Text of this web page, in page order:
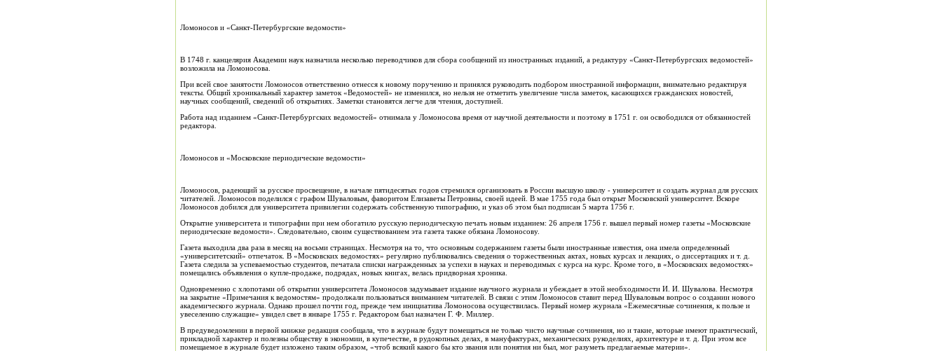
Ломоносов и «Санкт-Петербургские ведомости»
В 1748 г. канцелярия Академии наук назначила несколько переводчиков для сбора сообщений из иностранных изданий, а редактуру «Санкт-Петербургских ведомостей»
возложила на Ломоносова.
При всей свое занятости Ломоносов ответственно отнесся к новому поручению и принялся руководить подбором иностранной информации, внимательно редактируя
тексты. Общий хроникальный характер заметок «Ведомостей» не изменился, но нельзя не отметить увеличение числа заметок, касающихся гражданских новостей,
научных сообщений, сведений об открытиях. Заметки становятся легче для чтения, доступней.
Работа над изданием «Санкт-Петербургских ведомостей» отнимала у Ломоносова время от научной деятельности и поэтому в 1751 г. он освободился от обязанностей
редактора.
Ломоносов и «Московские периодические ведомости»
Ломоносов, радеющий за русское просвещение, в начале пятидесятых годов стремился организовать в России высшую школу - университет и создать журнал для русских
читателей. Ломоносов поделился с графом Шуваловым, фаворитом Елизаветы Петровны, своей идеей. В мае 1755 года был открыт Московский университет. Вскоре
Ломоносов добился для университета привилегии содержать собственную типографию, и указ об этом был подписан 5 марта 1756 г.
Открытие университета и типографии при нем обогатило русскую периодическую печать новым изданием: 26 апреля 1756 г. вышел первый номер газеты «Московские
периодические ведомости». Следовательно, своим существованием эта газета также обязана Ломоносову.
Газета выходила два раза в месяц на восьми страницах. Несмотря на то, что основным содержанием газеты были иностранные известия, она имела определенный
«университетский» отпечаток. В «Московских ведомостях» регулярно публиковались сведения о торжественных актах, новых курсах и лекциях, о диссертациях и т. д.
Газета следила за успеваемостью студентов, печатала списки награжденных за успехи в науках и переводимых с курса на курс. Кроме того, в «Московских ведомостях»
помещались объявления о купле-продаже, подрядах, новых книгах, велась придворная хроника.
Одновременно с хлопотами об открытии университета Ломоносов задумывает издание научного журнала и убеждает в этой необходимости И. И. Шувалова. Несмотря
на закрытие «Примечания к ведомостям» продолжали пользоваться вниманием читателей. В связи с этим Ломоносов ставит перед Шуваловым вопрос о создании нового
академического журнала. Однако прошел почти год, прежде чем инициатива Ломоносова осуществилась. Первый номер журнала «Ежемесячные сочинения, к пользе и
увеселению служащие» увидел свет в январе 1755 г. Редактором был назначен Г. Ф. Миллер.
В предуведомлении в первой книжке редакция сообщала, что в журнале будут помещаться не только чисто научные сочинения, но и такие, которые имеют практический,
прикладной характер и полезны обществу в экономии, в купечестве, в рудокопных делах, в мануфактурах, механических рукоделиях, архитектуре и т. д. При этом все
помещаемое в журнале будет изложено таким образом, «чтоб всякий какого бы кто звания или понятия ни был, мог разуметь предлагаемые материи».